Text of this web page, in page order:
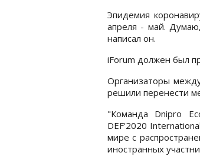
Эпидемия
апреля - май.
написал он.
iForum должен был
Организаторы
решили перенести
"Команда Dnipro
DEF'2020
мире с
иностранных